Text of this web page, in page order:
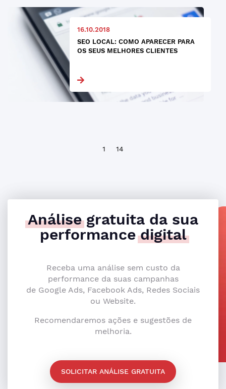
16.10.2018
SEO LOCAL: COMO APARECER PARA
OS SEUS MELHORES CLIENTES
1 14
Análisegratuita da sua
performancedigital
Receba uma análise sem custo da
performance da suas campanhas
de Google Ads, Facebook Ads, Redes Sociais
ou Website.
Recomendaremos ações e sugestões de
melhoria.
SOLICITAR ANÁLISE GRATUITA